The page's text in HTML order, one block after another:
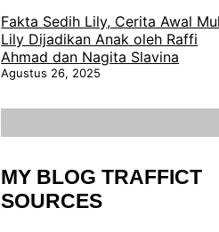
Fakta Sedih Lily, Cerita Awal
Lily Dijadikan Anak oleh Raffi
Ahmad dan Nagita Slavina
Agustus 26, 2025
MY BLOG TRAFFICT
SOURCES